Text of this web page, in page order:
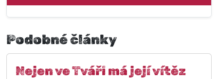
Podobné články
Nejen ve Tváři má její vítěz